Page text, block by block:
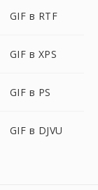
GIF в RTF
GIF в XPS
GIF в PS
GIF в DJVU